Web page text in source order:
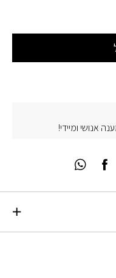
אנושי ומיידי!